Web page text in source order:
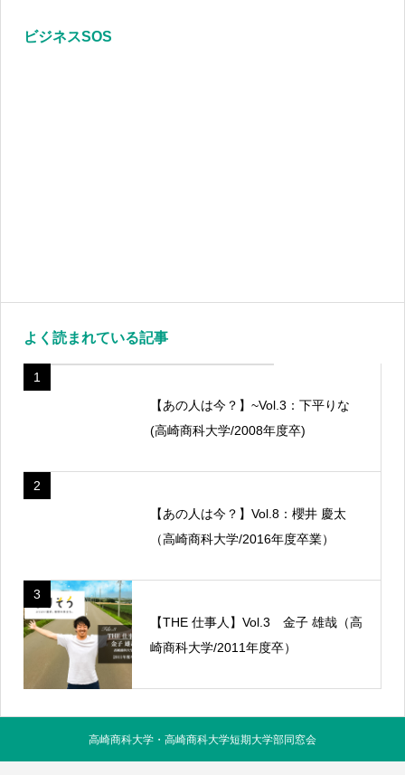
ビジネスSOS
よく読まれている記事
1
【あの人は今？】~Vol.3：下平りな
(高崎商科大学/2008年度卒)
2
【あの人は今？】Vol.8：櫻井 慶太
（高崎商科大学/2016年度卒業）
3
【THE 仕事人】Vol.3 金子 雄哉（高
崎商科大学/2011年度卒）
高崎商科大学・高崎商科大学短期大学部同窓会